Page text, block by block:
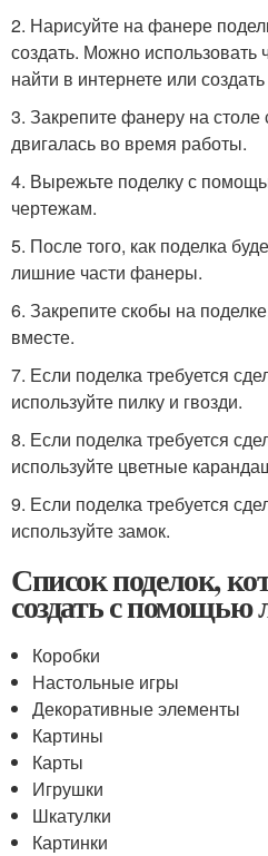
2. Нарисуйте на фанере
создать. Можно
найти в интернете или
3. Закрепите фанеру на
двигалась во время работы.
4. Вырежьте поделку с
чертежам.
5. После того, как поделка
лишние части фанеры.
6. Закрепите скобы на
вместе.
7. Если поделка требуется
используйте пилку и гвозди.
8. Если поделка требуется
используйте цветные
9. Если поделка требуется
используйте замок.
Список поделок,
создать с помощью
Коробки
Настольные игры
Декоративные элементы
Картины
Карты
Игрушки
Шкатулки
Картинки